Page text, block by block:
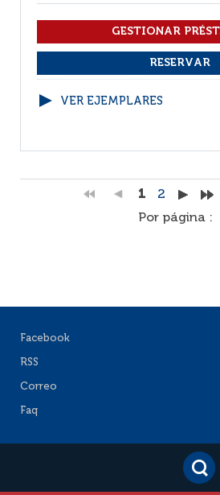
VER EJEMPLARES
1 2
Por página :
Facebook
RSS
Correo
Faq